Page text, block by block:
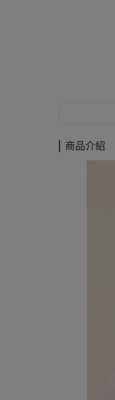
商品介紹